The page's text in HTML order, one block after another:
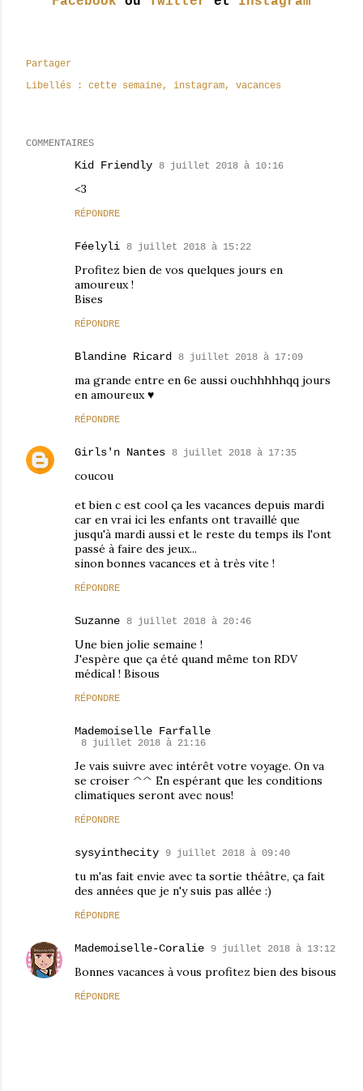
Partager
Libellés :
cette semaine instagram vacances
COMMENTAIRES
Kid Friendly 8 juillet 2018 à 10:16
<3
RÉPONDRE
Féelyli 8 juillet 2018 à 15:22
Profitez bien de vos quelques jours en
amoureux !
Bises
RÉPONDRE
Blandine Ricard 8 juillet 2018 à 17:09
ma grande entre en 6e aussi ouchhhhhqq jours
en amoureux ♥
RÉPONDRE
Girls'n Nantes 8 juillet 2018 à 17:35
coucou
et bien c est cool ça les vacances depuis mardi
car en vrai ici les enfants ont travaillé que
jusqu'à mardi aussi et le reste du temps ils l'ont
passé à faire des jeux...
sinon bonnes vacances et à très vite !
RÉPONDRE
Suzanne 8 juillet 2018 à 20:46
Une bien jolie semaine !
J'espère que ça été quand même ton RDV
médical ! Bisous
RÉPONDRE
Mademoiselle Farfalle
8 juillet 2018 à 21:16
Je vais suivre avec intérêt votre voyage. On va
se croiser ^^ En espérant que les conditions
climatiques seront avec nous!
RÉPONDRE
sysyinthecity 9 juillet 2018 à 09:40
tu m'as fait envie avec ta sortie théâtre, ça fait
des années que je n'y suis pas allée :)
RÉPONDRE
Mademoiselle-Coralie 9 juillet 2018 à 13:12
Bonnes vacances à vous profitez bien des bisous
RÉPONDRE